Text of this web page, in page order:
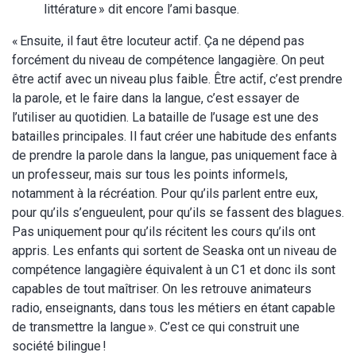
littérature » dit encore l’ami basque.
« Ensuite, il faut être locuteur actif. Ça ne dépend pas
forcément du niveau de compétence langagière. On peut
être actif avec un niveau plus faible. Être actif, c’est prendre
la parole, et le faire dans la langue, c’est essayer de
l’utiliser au quotidien. La bataille de l’usage est une des
batailles principales. Il faut créer une habitude des enfants
de prendre la parole dans la langue, pas uniquement face à
un professeur, mais sur tous les points informels,
notamment à la récréation. Pour qu’ils parlent entre eux,
pour qu’ils s’engueulent, pour qu’ils se fassent des blagues.
Pas uniquement pour qu’ils récitent les cours qu’ils ont
appris. Les enfants qui sortent de Seaska ont un niveau de
compétence langagière équivalent à un C1 et donc ils sont
capables de tout maîtriser. On les retrouve animateurs
radio, enseignants, dans tous les métiers en étant capable
de transmettre la langue ». C’est ce qui construit une
société bilingue !